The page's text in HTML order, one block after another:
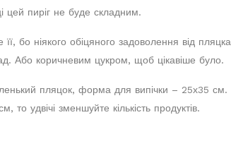
цей пиріг не буде складним.
бо ніякого обіцяного задоволення від пляцка
Або коричневим цукром, щоб цікавіше було.
пляцок, форма для випічки – 25х35 см.
удвічі зменшуйте кількість продуктів.